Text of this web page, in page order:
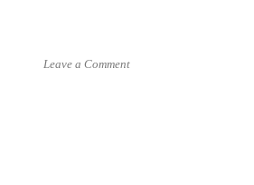
Leave a Comment